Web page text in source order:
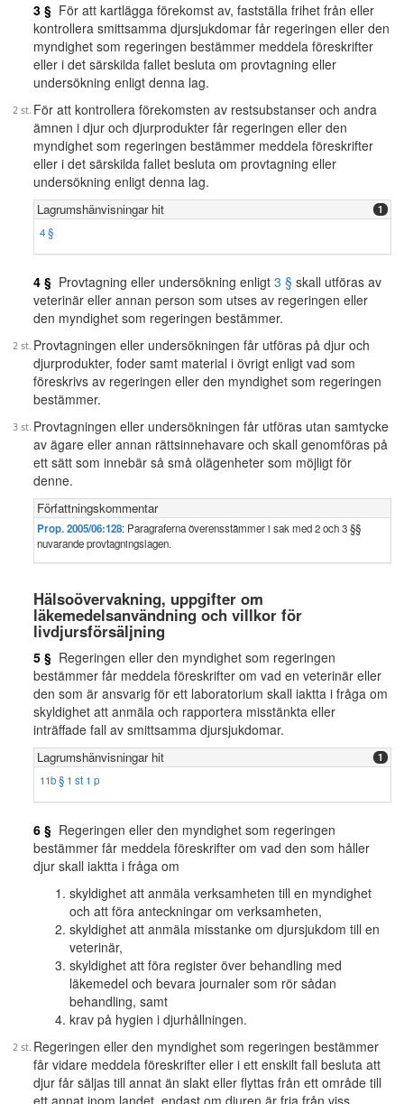
3 § För att kartlägga förekomst av, fastställa frihet från eller
kontrollera smittsamma djursjukdomar får regeringen eller den
myndighet som regeringen bestämmer meddela föreskrifter
eller i det särskilda fallet besluta om provtagning eller
undersökning enligt denna lag.
För att kontrollera förekomsten av restsubstanser och andra
ämnen i djur och djurprodukter får regeringen eller den
myndighet som regeringen bestämmer meddela föreskrifter
eller i det särskilda fallet besluta om provtagning eller
undersökning enligt denna lag.
Lagrumshänvisningar hit 1
4 §
4 § Provtagning eller undersökning enligt 3 § skall utföras av
veterinär eller annan person som utses av regeringen eller
den myndighet som regeringen bestämmer.
Provtagningen eller undersökningen får utföras på djur och
djurprodukter, foder samt material i övrigt enligt vad som
föreskrivs av regeringen eller den myndighet som regeringen
bestämmer.
Provtagningen eller undersökningen får utföras utan samtycke
av ägare eller annan rättsinnehavare och skall genomföras på
ett sätt som innebär så små olägenheter som möjligt för
denne.
Författningskommentar
Prop. 2005/06:128: Paragraferna överensstämmer i sak med 2 och 3 §§
nuvarande provtagningslagen.
Hälsoövervakning, uppgifter om
läkemedelsanvändning och villkor för
livdjursförsäljning
5 § Regeringen eller den myndighet som regeringen
bestämmer får meddela föreskrifter om vad en veterinär eller
den som är ansvarig för ett laboratorium skall iaktta i fråga om
skyldighet att anmäla och rapportera misstänkta eller
inträffade fall av smittsamma djursjukdomar.
Lagrumshänvisningar hit 1
11b § 1 st 1 p
6 § Regeringen eller den myndighet som regeringen
bestämmer får meddela föreskrifter om vad den som håller
djur skall iaktta i fråga om
skyldighet att anmäla verksamheten till en myndighet
och att föra anteckningar om verksamheten,
skyldighet att anmäla misstanke om djursjukdom till en
veterinär,
skyldighet att föra register över behandling med
läkemedel och bevara journaler som rör sådan
behandling, samt
krav på hygien i djurhållningen.
Regeringen eller den myndighet som regeringen bestämmer
får vidare meddela föreskrifter eller i ett enskilt fall besluta att
djur får säljas till annat än slakt eller flyttas från ett område till
ett annat inom landet, endast om djuren är fria från viss